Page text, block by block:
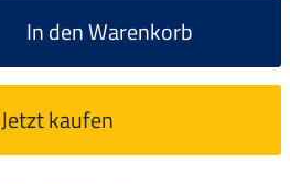
In den Warenkorb
Jetzt kaufen